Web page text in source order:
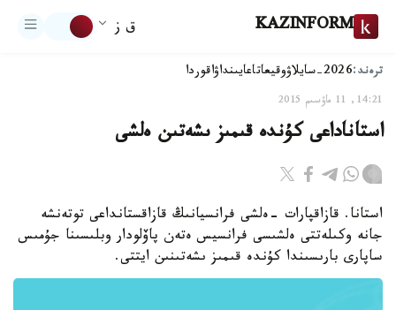
KAZINFORM ق ز
ترەند:2026-سايلاۋ وقيعاتاعايىنداۋاقوردا
14:21, 11 ماۋسىم 2015
استاناداعى كۇندە قىمىز ىشەتىن ەلشى
استانا. قازاقپارات -ەلشى فرانسيانىڭ قازاقستانداعى توتەنشە
جانە وكىلەتتى ەلشىسى فرانسيس ەتەن پاۆلودار وبلىسىنا جۇمىس
ساپارى بارىسىندا كۇندە قىمىز ىشەتىنىن ايتتى.